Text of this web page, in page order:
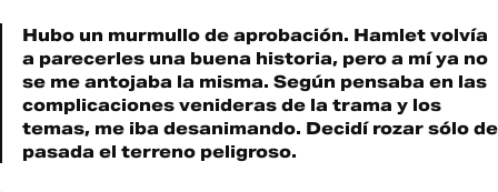
Hubo un murmullo de aprobación. Hamlet volvía
a parecerles una buena historia, pero a mí ya no
se me antojaba la misma. Según pensaba en las
complicaciones venideras de la trama y los
temas, me iba desanimando. Decidí rozar sólo de
pasada el terreno peligroso.